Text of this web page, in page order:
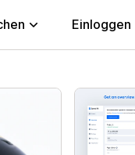
Einloggen